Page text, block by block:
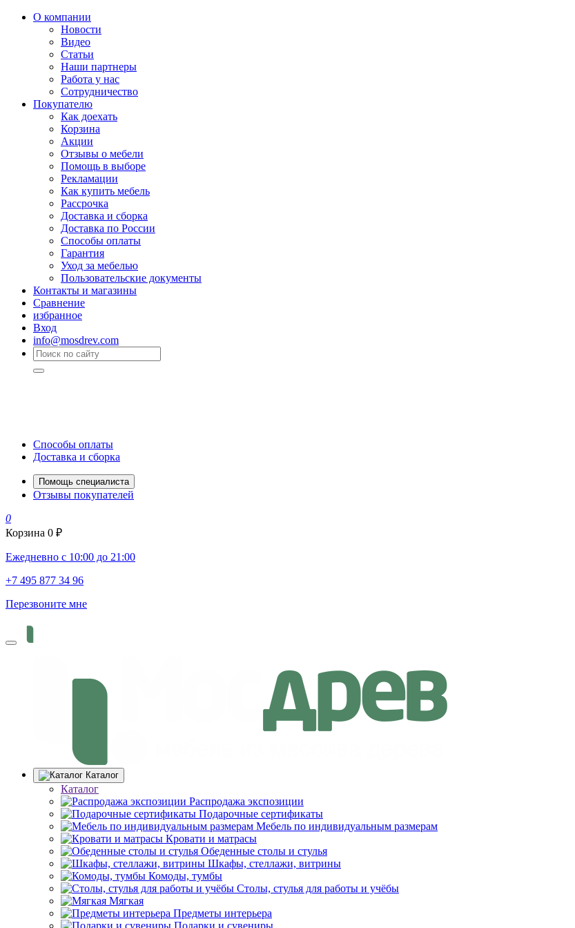
О компании
Новости
Видео
Статьи
Наши партнеры
Работа у нас
Сотрудничество
Покупателю
Как доехать
Корзина
Акции
Отзывы о мебели
Помощь в выборе
Рекламации
Как купить мебель
Рассрочка
Доставка и сборка
Доставка по России
Способы оплаты
Гарантия
Уход за мебелью
Пользовательские документы
Контакты и магазины
Сравнение
избранное
Вход
info@mosdrev.com
Способы оплаты
Доставка и сборка
Помощь специалиста
Отзывы покупателей
0
Корзина 0 ₽
Ежедневно с 10:00 до 21:00
+7 495 877 34 96
Перезвоните мне
Каталог
Каталог
Распродажа экспозиции
Подарочные сертификаты
Мебель по индивидуальным размерам
Кровати и матрасы
Обеденные столы и стулья
Шкафы, стеллажи, витрины
Комоды, тумбы
Столы, стулья для работы и учёбы
Мягкая
Предметы интерьера
Подарки и сувениры